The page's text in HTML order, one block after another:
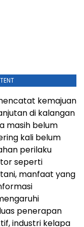
kemajuan
di kalangan
masih belum
kali belum
perilaku
seperti
manfaat yang
penerapan
industri kelapa